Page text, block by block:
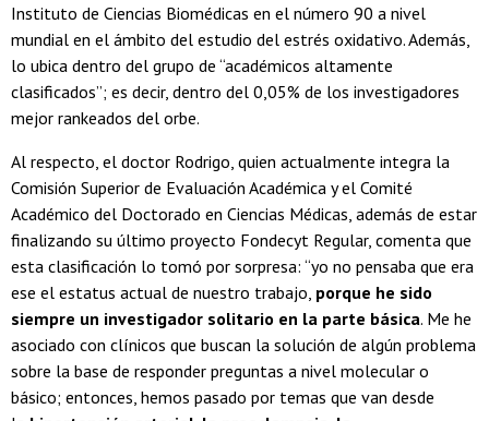
Instituto de Ciencias Biomédicas en el número 90 a nivel
mundial en el ámbito del estudio del estrés oxidativo. Además,
lo ubica dentro del grupo de “académicos altamente
clasificados”; es decir, dentro del 0,05% de los investigadores
mejor rankeados del orbe.
Al respecto, el doctor Rodrigo, quien actualmente integra la
Comisión Superior de Evaluación Académica y el Comité
Académico del Doctorado en Ciencias Médicas, además de estar
finalizando su último proyecto Fondecyt Regular, comenta que
esta clasificación lo tomó por sorpresa: “yo no pensaba que era
ese el estatus actual de nuestro trabajo, porque he sido
siempre un investigador solitario en la parte básica. Me he
asociado con clínicos que buscan la solución de algún problema
sobre la base de responder preguntas a nivel molecular o
básico; entonces, hemos pasado por temas que van desde